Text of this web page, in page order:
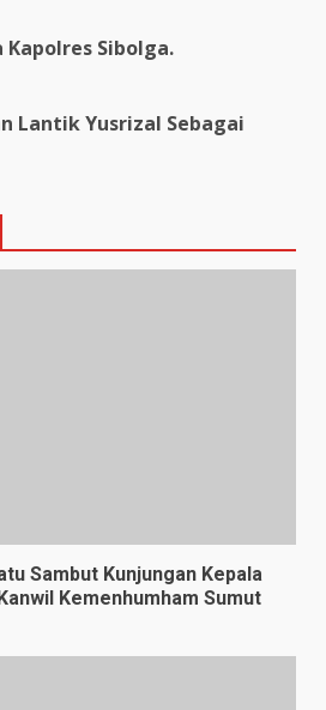
Kapolres Sibolga.
Lantik Yusrizal Sebagai
Sambut Kunjungan Kepala
Kemenhumham Sumut